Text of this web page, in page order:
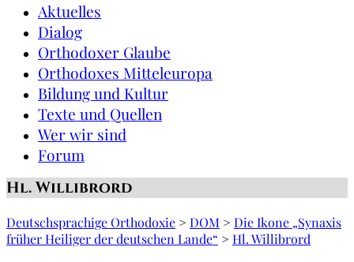
Aktuelles
Dialog
Orthodoxer Glaube
Orthodoxes Mitteleuropa
Bildung und Kultur
Texte und Quellen
Wer wir sind
Forum
Hl. Willibrord
Deutschsprachige Orthodoxie > DOM > Die Ikone „Synaxis
früher Heiliger der deutschen Lande“ > Hl. Willibrord